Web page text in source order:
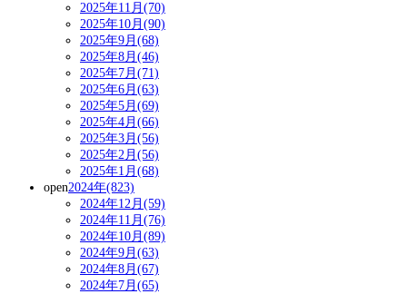
2025年11月(70)
2025年10月(90)
2025年9月(68)
2025年8月(46)
2025年7月(71)
2025年6月(63)
2025年5月(69)
2025年4月(66)
2025年3月(56)
2025年2月(56)
2025年1月(68)
open2024年(823)
2024年12月(59)
2024年11月(76)
2024年10月(89)
2024年9月(63)
2024年8月(67)
2024年7月(65)